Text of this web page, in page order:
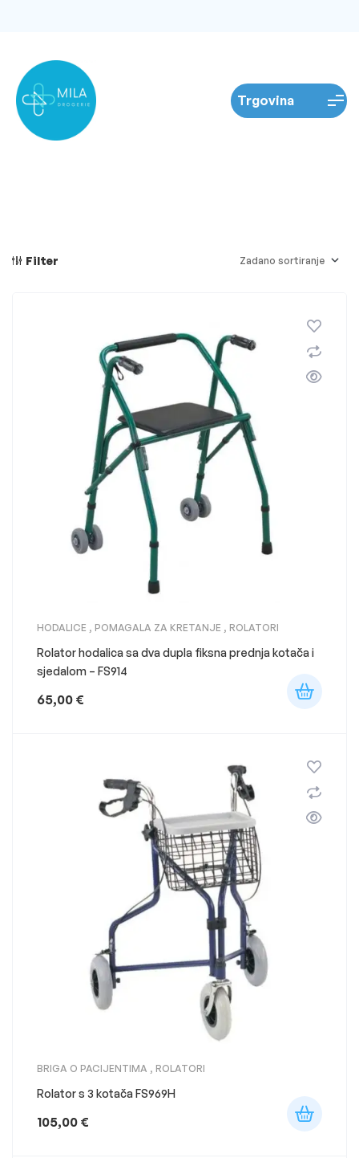
Filter
HODALICE , POMAGALA ZA KRETANJE , ROLATORI
Rolator hodalica sa dva dupla fiksna prednja kotača i
sjedalom – FS914
65,00 €
BRIGA O PACIJENTIMA , ROLATORI
Rolator s 3 kotača FS969H
105,00 €